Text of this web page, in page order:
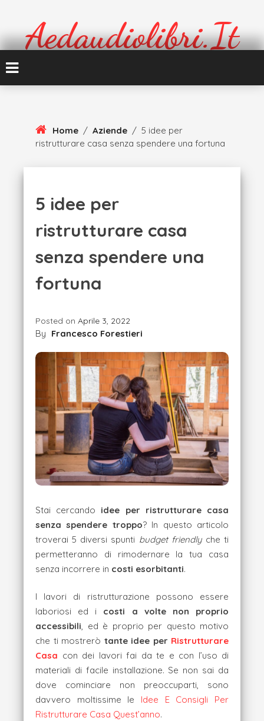
Aedaudiolibri.it
Home / Aziende / 5 idee per
ristrutturare casa senza spendere una fortuna
5 idee per
ristrutturare casa
senza spendere una
fortuna
Posted on Aprile 3, 2022
By Francesco Forestieri
Stai cercando idee per ristrutturare casa
senza spendere troppo? In questo articolo
troverai 5 diversi spunti budget friendlyche ti
permetteranno di rimodernare la tua casa
senza incorrere in costi esorbitanti.
I lavori di ristrutturazione possono essere
laboriosi ed i costi a volte non proprio
accessibili, ed è proprio per questo motivo
che ti mostrerò tante idee per Ristrutturare
Casa con dei lavori fai da te e con l’uso di
materiali di facile installazione. Se non sai da
dove cominciare non preoccuparti, sono
davvero moltissime le Idee E Consigli Per
Ristrutturare Casa Quest’anno.